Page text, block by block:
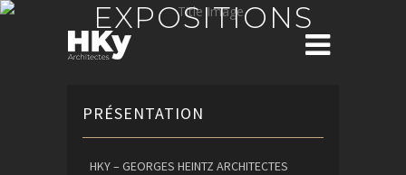
EXPOSITIONS
PRÉSENTATION
HKY – GEORGES HEINTZ ARCHITECTES